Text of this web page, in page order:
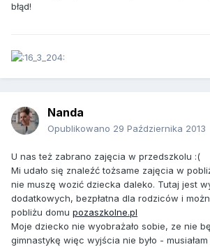
błąd!
Nanda
Opublikowano 29 Października 2013
U nas też zabrano zajęcia w przedszkolu :(
Mi udało się znaleźć tożsame zajęcia w
nie muszę wozić dziecka daleko. Tutaj jest
dodatkowych, bezpłatna dla rodziców i
pobliżu domu pozaszkolne.pl
Moje dziecko nie wyobrażało sobie, ze nie
gimnastykę więc wyjścia nie było -